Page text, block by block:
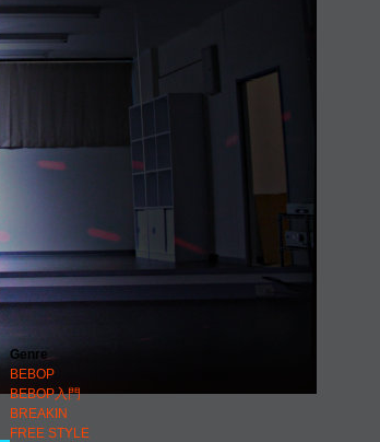
Genre
BEBOP
BEBOP入門
BREAKIN
FREE STYLE